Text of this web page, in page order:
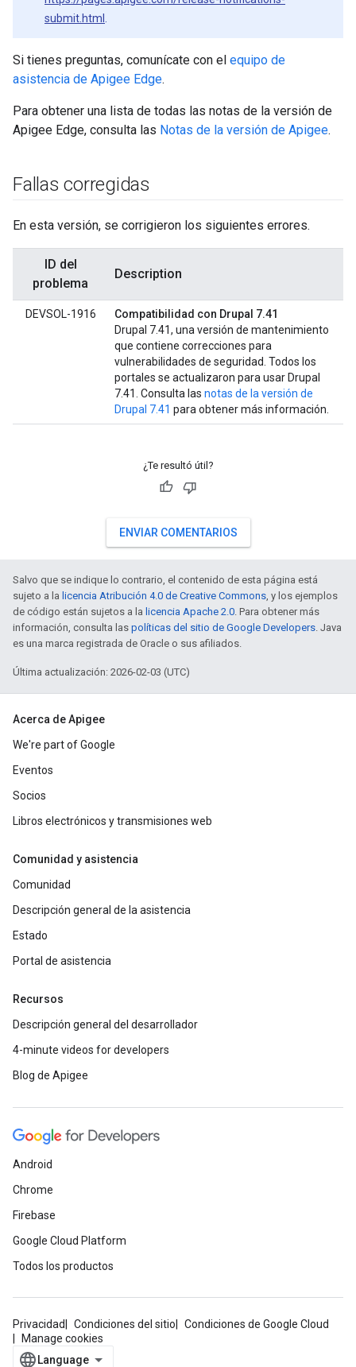
submit.html
Si tienes preguntas, comunícate con el equipo de
asistencia de Apigee Edge.
Para obtener una lista de todas las notas de la versión de
Apigee Edge, consulta las Notas de la versión de Apigee.
Fallas corregidas
En esta versión, se corrigieron los siguientes errores.
ID del
problema
Description
DEVSOL-1916
Compatibilidad con Drupal 7.41
Drupal 7.41, una versión de mantenimiento
que contiene correcciones para
vulnerabilidades de seguridad. Todos los
portales se actualizaron para usar Drupal
7.41. Consulta las notas de la versión de
Drupal 7.41 para obtener más información.
¿Te resultó útil?
ENVIAR COMENTARIOS
Salvo que se indique lo contrario, el contenido de esta página está
sujeto a la licencia Atribución 4.0 de Creative Commons, y los ejemplos
de código están sujetos a la licencia Apache 2.0. Para obtener más
información, consulta las políticas del sitio de Google Developers. Java
es una marca registrada de Oracle o sus afiliados.
Última actualización: 2026-02-03 (UTC)
Acerca de Apigee
We're part of Google
Eventos
Socios
Libros electrónicos y transmisiones web
Comunidad y asistencia
Comunidad
Descripción general de la asistencia
Estado
Portal de asistencia
Recursos
Descripción general del desarrollador
4-minute videos for developers
Blog de Apigee
Android
Chrome
Firebase
Google Cloud Platform
Todos los productos
Privacidad Condiciones del sitio
Condiciones de Google Cloud
Manage cookies